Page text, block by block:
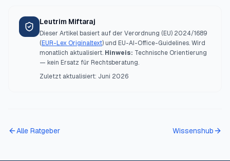
Leutrim Miftaraj
Dieser Artikel basiert auf der Verordnung (EU) 2024/1689
(EUR-Lex Originaltext) und EU-AI-Office-Guidelines. Wird
monatlich aktualisiert. Hinweis: Technische Orientierung
— kein Ersatz für Rechtsberatung.
Zuletzt aktualisiert: Juni 2026
Alle Ratgeber Wissenshub